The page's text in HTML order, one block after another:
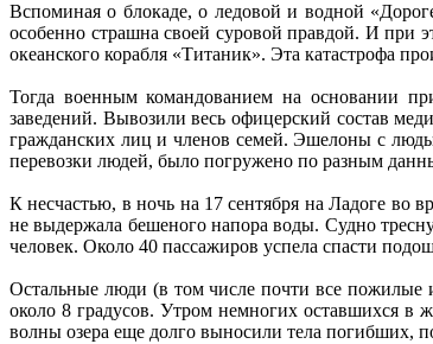
Вспоминая о блокаде, о ледовой и водной
особенно страшна своей суровой правдой. И при
океанского корабля «Титаник». Эта катастрофа
Тогда военным командованием на основании
заведений. Вывозили весь офицерский состав
гражданских лиц и членов семей. Эшелоны с
перевозки людей, было погружено по разным
К несчастью, в ночь на 17 сентября на Ладоге во
не выдержала бешеного напора воды. Судно
человек. Около 40 пассажиров успела спасти
Остальные люди (в том числе почти все пожилые
около 8 градусов. Утром немногих оставшихся в
волны озера еще долго выносили тела погибших,